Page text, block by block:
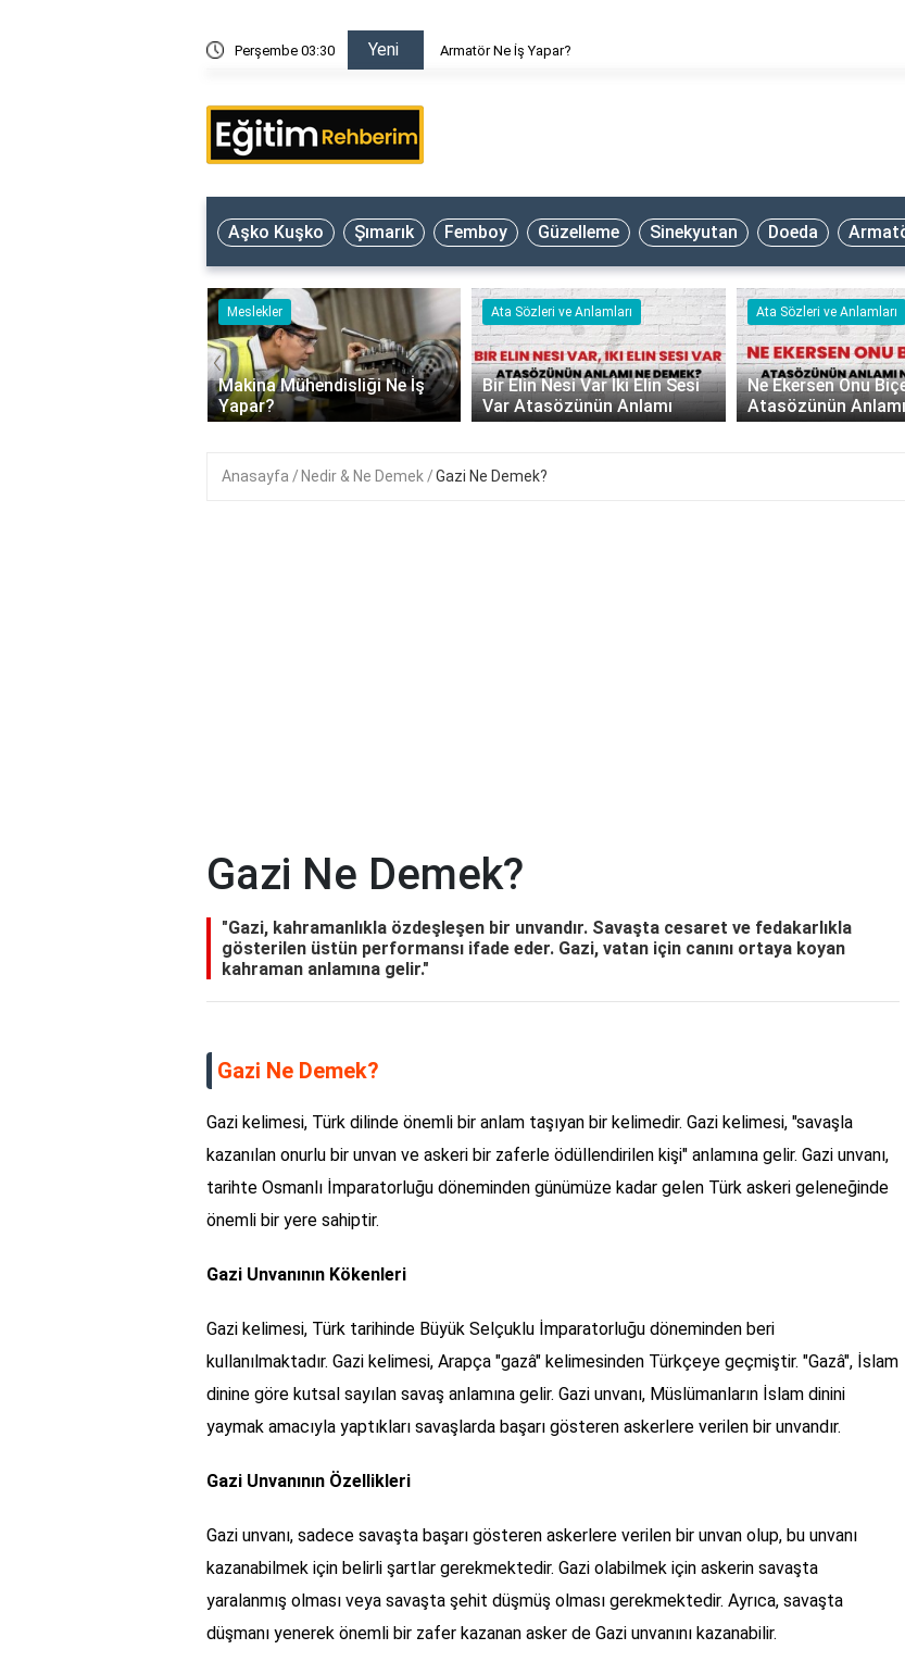
Perşembe 03:31 Yeni Armatör Ne İş Yapar?
Aşko Kuşko Şımarık Femboy Güzelleme Sinekyutan Doeda
Meslekler
Makina Mühendisliği Ne İş
Yapar?
Ata Sözleri ve Anlamları
Bir Elin Nesi Var İki Elin Sesi
Var Atasözünün Anlamı
Ata Sözleri ve Anlamları
Ne Ekersen Onu
Atasözünün
‹
Anasayfa Nedir & Ne Demek Gazi Ne Demek?
Gazi Ne Demek?
"Gazi, kahramanlıkla özdeşleşen bir unvandır. Savaşta cesaret ve fedakarlıkla
gösterilen üstün performansı ifade eder. Gazi, vatan için canını ortaya koyan
kahraman anlamına gelir."
Gazi Ne Demek?
Gazi kelimesi, Türk dilinde önemli bir anlam taşıyan bir kelimedir. Gazi kelimesi, "savaşla
kazanılan onurlu bir unvan ve askeri bir zaferle ödüllendirilen kişi" anlamına gelir. Gazi unvanı,
tarihte Osmanlı İmparatorluğu döneminden günümüze kadar gelen Türk askeri geleneğinde
önemli bir yere sahiptir.
Gazi Unvanının Kökenleri
Gazi kelimesi, Türk tarihinde Büyük Selçuklu İmparatorluğu döneminden beri
kullanılmaktadır. Gazi kelimesi, Arapça "gazâ" kelimesinden Türkçeye geçmiştir. "Gazâ", İslam
dinine göre kutsal sayılan savaş anlamına gelir. Gazi unvanı, Müslümanların İslam dinini
yaymak amacıyla yaptıkları savaşlarda başarı gösteren askerlere verilen bir unvandır.
Gazi Unvanının Özellikleri
Gazi unvanı, sadece savaşta başarı gösteren askerlere verilen bir unvan olup, bu unvanı
kazanabilmek için belirli şartlar gerekmektedir. Gazi olabilmek için askerin savaşta
yaralanmış olması veya savaşta şehit düşmüş olması gerekmektedir. Ayrıca, savaşta
düşmanı yenerek önemli bir zafer kazanan asker de Gazi unvanını kazanabilir.